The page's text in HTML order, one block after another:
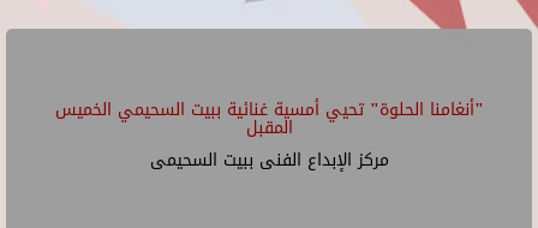
"أنغامنا الحلوة" تحيي أمسية غنائية ببيت السحيمي الخميس
المقبل
مركز الإبداع الفنى ببيت السحيمى